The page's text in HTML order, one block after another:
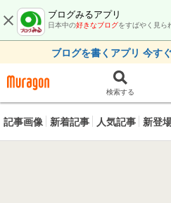
ブログみるアプリ
日本中の好きなブログをすばやく見ら
ブログを書くアプリ 今す
検索する
記事画像 新着記事 人気記事 新登